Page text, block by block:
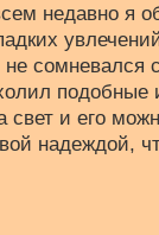
недавно я
подобные
и его
надеждой,